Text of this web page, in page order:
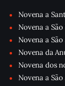
Novena a
Novena a
Novena a
Novena da
Novena dos
Novena a São